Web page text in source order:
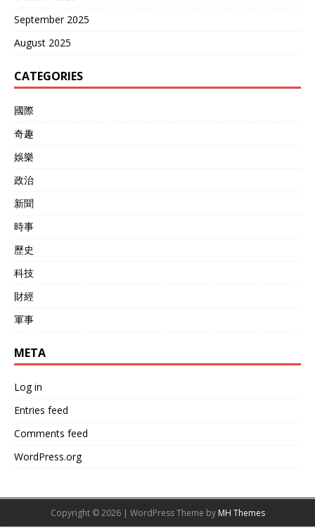
September 2025
August 2025
CATEGORIES
國際
奇趣
娛樂
政治
新聞
時事
歷史
科技
財經
軍事
META
Log in
Entries feed
Comments feed
WordPress.org
Copyright © 2026 | WordPress Theme by MH Themes